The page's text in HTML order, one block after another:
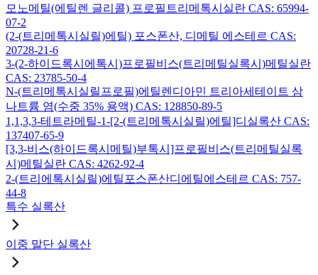
모노메틸(에틸렌 글리콜) 프로필트리메톡시실란 CAS: 65994-
07-2
(2-(트리메톡시실릴)에틸) 포스폰산, 디메틸 에스테르 CAS:
20728-21-6
3-(2-하이드록시에톡시)프로필비스(트리메틸실록시)메틸실란
CAS: 23785-50-4
N-(트리메톡시실릴프로필)에틸렌디아민 트리아세테이트 삼
나트륨 염(수중 35% 용액) CAS: 128850-89-5
1,1,3,3-테트라메틸-1-[2-(트리메톡시실릴)에틸]디실록산 CAS:
137407-65-9
[3,3-비스(하이드록시메틸)부톡시]프로필비스(트리메틸실록
시)메틸실란 CAS: 4262-92-4
2-(트리에톡시실릴)에틸포스폰산디에틸에스테르 CAS: 757-
44-8
특수 실록산
이중 말단 실록산